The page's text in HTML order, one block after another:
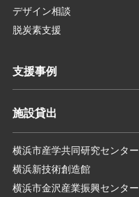
デザイン相談
脱炭素支援
支援事例
施設貸出
横浜市産学共同研究センター
横浜新技術創造館
横浜市金沢産業振興センター